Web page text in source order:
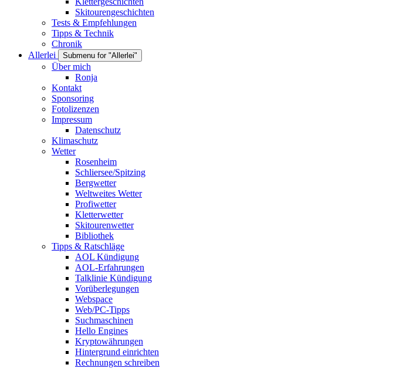
Skitourengeschichten
Tests & Empfehlungen
Tipps & Technik
Chronik
Allerlei
Submenu for "Allerlei"
Über mich
Ronja
Kontakt
Sponsoring
Fotolizenzen
Impressum
Datenschutz
Klimaschutz
Wetter
Rosenheim
Schliersee/Spitzing
Bergwetter
Weltweites Wetter
Profiwetter
Kletterwetter
Skitourenwetter
Bibliothek
Tipps & Ratschläge
AOL Kündigung
AOL-Erfahrungen
Talklinie Kündigung
Vorüberlegungen
Webspace
Web/PC-Tipps
Suchmaschinen
Hello Engines
Kryptowährungen
Hintergrund einrichten
Rechnungen schreiben